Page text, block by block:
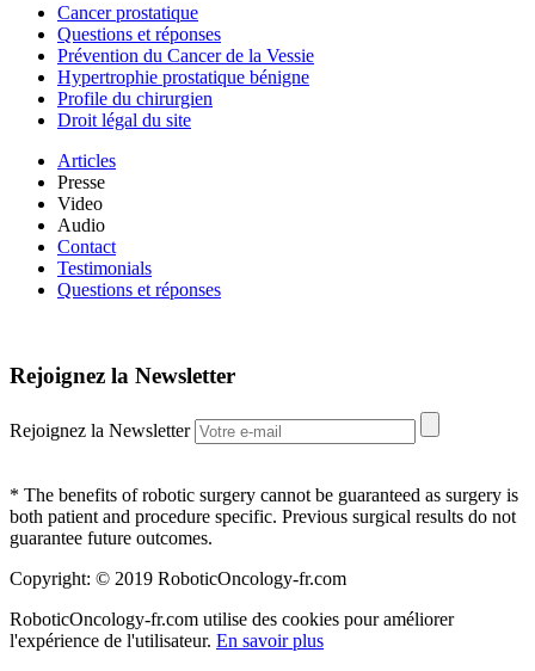
Cancer prostatique
Questions et réponses
Prévention du Cancer de la Vessie
Hypertrophie prostatique bénigne
Profile du chirurgien
Droit légal du site
Articles
Presse
Video
Audio
Contact
Testimonials
Questions et réponses
Rejoignez la Newsletter
Rejoignez la Newsletter
* The benefits of robotic surgery cannot be guaranteed as surgery is
both patient and procedure specific. Previous surgical results do not
guarantee future outcomes.
Copyright: © 2019 RoboticOncology-fr.com
RoboticOncology-fr.com utilise des cookies pour améliorer
l'expérience de l'utilisateur. En savoir plus